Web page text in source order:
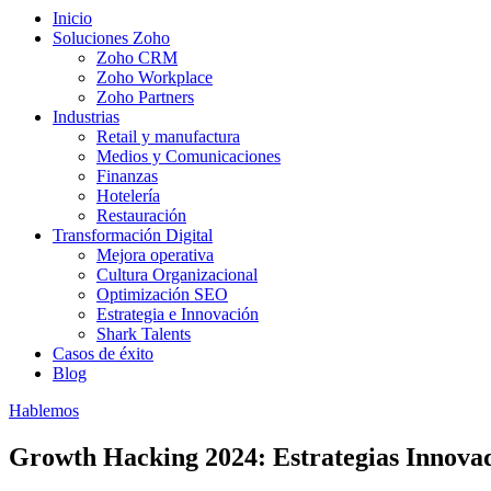
Inicio
Soluciones Zoho
Zoho CRM
Zoho Workplace
Zoho Partners
Industrias
Retail y manufactura
Medios y Comunicaciones
Finanzas
Hotelería
Restauración
Transformación Digital
Mejora operativa
Cultura Organizacional
Optimización SEO
Estrategia e Innovación
Shark Talents
Casos de éxito
Blog
Hablemos
Growth Hacking 2024: Estrategias